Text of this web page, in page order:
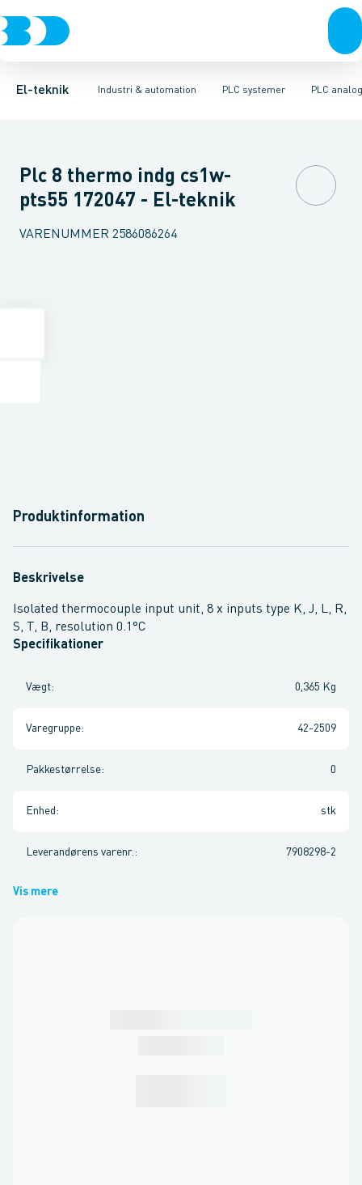
El-teknik Industri & automation
Afbrydere, stikkontakter & lampeudtagForgreningsmateriel
PLC systemer
Industristiksystemer Frekvensomformere og softstartere
PLC
Distribueret I/O - analog/digital modulPLC strømforsyning
Plc 8 thermo indg cs1w-
pts55 172047 - El-teknik
VARENUMMER 2586086264
Produktinformation
Beskrivelse
Isolated thermocouple input unit, 8 x inputs type K, J, L, R,
S, T, B, resolution 0.1°C
Specifikationer
Vægt: 0,365 Kg
Varegruppe: 42-2509
Pakkestørrelse: 0
Enhed : stk
Leverandørens varenr. : 7908298-2
Vis mere